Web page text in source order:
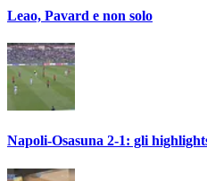
Leao, Pavard e non solo
Napoli-Osasuna 2-1: gli